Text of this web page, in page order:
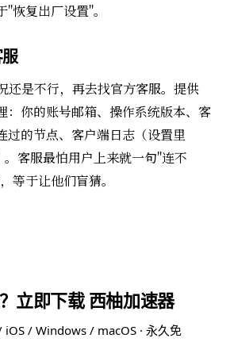
恢复出厂设置"。
还是不行，再去找官方客服。提供
：你的账号邮箱、操作系统版本、客
过的节点、客户端日志（设置里
客服最怕用户上来就一句"连不
等于让他们盲猜。
立即下载 西柚加速器
/ Windows / macOS · 永久免